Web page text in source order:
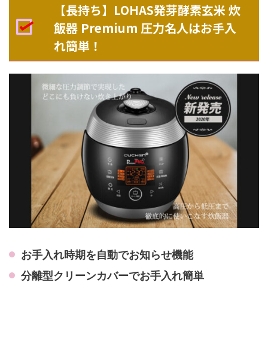
【長持ち】LOHAS発芽酵素玄米 炊
飯器 Premium 圧力名人はお手入
れ簡単！
お手入れ時期を自動でお知らせ機能
分離型クリーンカバーでお手入れ簡単